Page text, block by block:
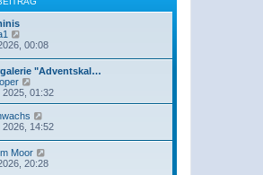
t
r
a
g
e
r
a
g
B
e
i
t
r
a
g
e
e
s
t
e
r
B
e
i
t
r
00:08
"Adventskal…
e
u
e
s
e
r
B
2025, 01:32
e
e
s
t
2026, 14:52
Moor
e
20:28